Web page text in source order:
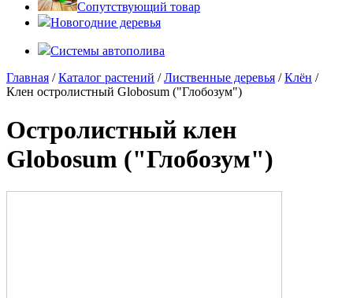
Сопутствующий товар
Новогодние деревья
Системы автополива
Главная /Каталог растений /Лиственные деревья /Клён /
Клен остролистный Globosum ("Глобозум")
Остролистный клен
Globosum ("Глобозум")